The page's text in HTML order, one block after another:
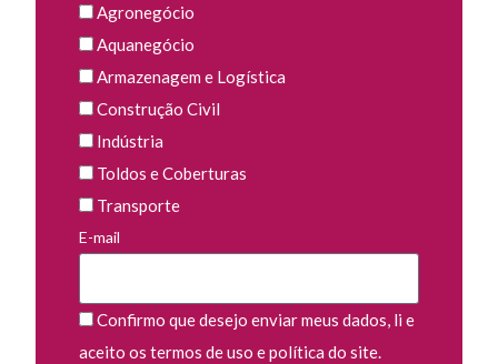
Agronegócio
Aquanegócio
Armazenagem e Logística
Construção Civil
Indústria
Toldos e Coberturas
Transporte
E-mail
Confirmo que desejo enviar meus dados, li e
aceito os termos de uso e política do site.